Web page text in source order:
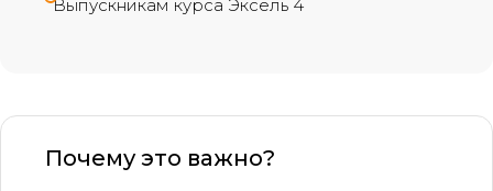
Выпускникам курса Эксель 4
Почему это важно?